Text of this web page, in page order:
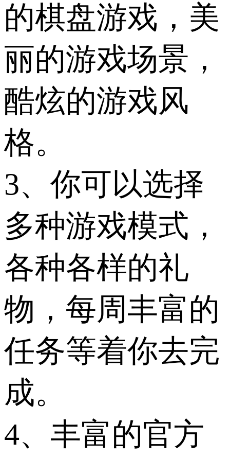
的棋盘游戏，美
丽的游戏场景，
酷炫的游戏风
格。
3、你可以选择
多种游戏模式，
各种各样的礼
物，每周丰富的
任务等着你去完
成。
4、丰富的官方